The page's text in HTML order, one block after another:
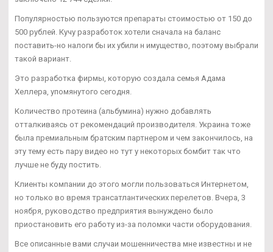
Популярностью пользуются препараты стоимостью от 150 до
500 рублей. Кучу разработок хотели сначала на баланс
поставить-но налоги бы их убили н имущество, поэтому выбрали
такой вариант.
Это разработка фирмы, которую создала семья Адама
Хеллера, упомянутого сегодня.
Количество протеина (альбумина) нужно добавлять
отталкиваясь от рекомендаций производителя. Украина тоже
была премиальным братским партнером и чем закончилось, на
эту тему есть пару видео но тут у некоторых бомбит так что
лучше не буду постить.
Клиенты компании до этого могли пользоваться Интернетом,
но только во время трансатлантических перелетов. Вчера, 3
ноября, руководство предприятия вынуждено было
приостановить его работу из-за поломки части оборудования.
Все описанные вами случаи мошенничества мне известны и не